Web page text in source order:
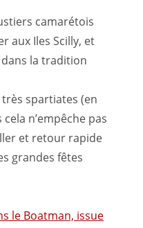
camarétois
aux Iles Scilly, et
dans la tradition
spartiates (en
n’empêche pas
et retour rapide
grandes fêtes
le Boatman, issue